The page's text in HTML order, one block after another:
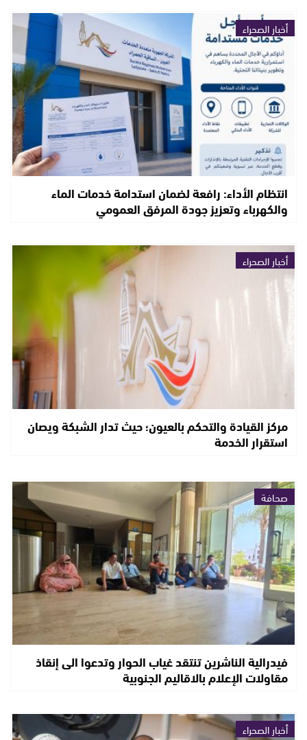
أخبار الصحراء
انتظام الأداء: رافعة لضمان استدامة خدمات الماء
والكهرباء وتعزيز جودة المرفق العمومي
أخبار الصحراء
مركز القيادة والتحكم بالعيون؛ حيث تدار الشبكة ويصان
استقرار الخدمة
صحافة
فيدرالية الناشرين تنتقد غياب الحوار وتدعوا الى إنقاذ
مقاولات الإعلام بالاقاليم الجنوبية
أخبار الصحراء